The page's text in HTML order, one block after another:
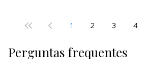
1 2 3 4
Perguntas frequentes